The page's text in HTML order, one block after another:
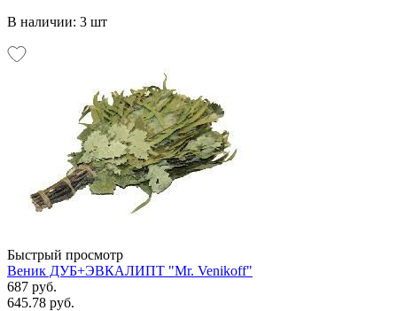
В наличии: 3 шт
Быстрый просмотр
Веник ДУБ+ЭВКАЛИПТ "Mr. Venikoff"
687 руб.
645.78 руб.